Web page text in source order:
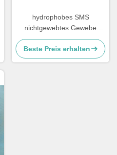
hydrophobes SMS
nichtgewebtes Gewebe
70gsm Spunbond für
Windeln
Beste Preis erhalten